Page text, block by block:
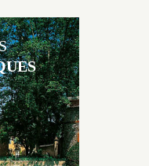
Jacques Brens se
matériaux
retrouver une